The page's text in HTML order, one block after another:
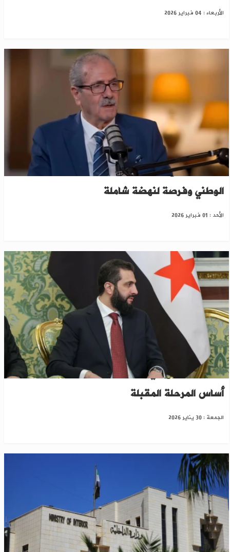
الأربعاء : 04 فبراير 2026
حسين الشرع: الجزيرة السورية تشكل قلب الاقتصاد
الوطني وفرصة لنهضة شاملة
الأحد : 01 فبراير 2026
الرئيس الشرع في ذكرى تنصيبه: العدالة والاستقرار
أساس المرحلة المقبلة
الجمعة : 30 يناير 2026